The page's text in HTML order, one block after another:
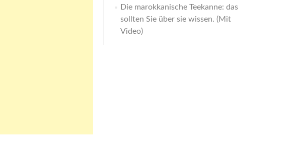
Die marokkanische Teekanne: das
sollten Sie über sie wissen. (Mit
Video)